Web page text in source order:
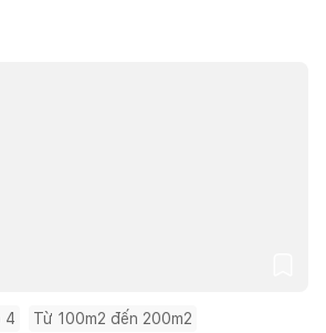
4 Từ 100m2 đến 200m2